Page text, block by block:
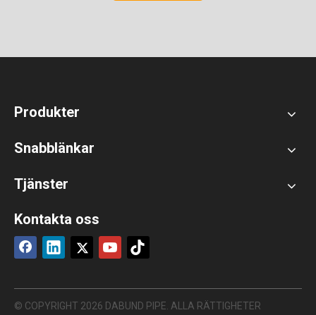
Produkter
Snabblänkar
Tjänster
Kontakta oss
© COPYRIGHT 2026 DABUND PIPE. ALLA RÄTTIGHETER